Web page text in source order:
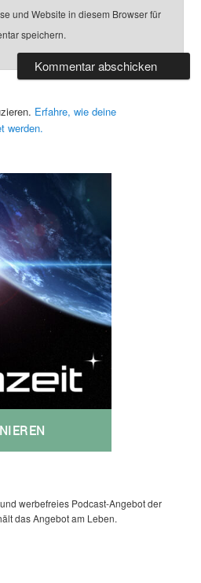
und Website in diesem Browser für
speichern.
Erfahre, wie deine
werden.
werbefreies Podcast-Angebot der
das Angebot am Leben.